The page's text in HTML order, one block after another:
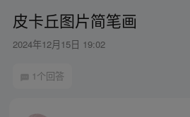
皮卡丘图片简笔画
2024年12月15日 19:02
1个回答